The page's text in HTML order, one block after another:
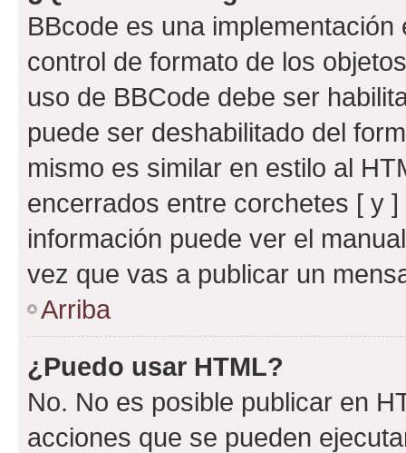
BBcode es una
control de formato de los
uso de BBCode debe ser
puede ser deshabilitado del
mismo es similar en estilo al
encerrados entre corchetes [ y
información puede ver el
vez que vas a publicar un
Arriba
¿Puedo usar HTML?
No. No es posible publicar en
acciones que se pueden